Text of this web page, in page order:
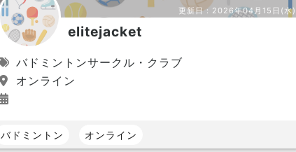
更新日： 2026年04月15日(水)
elitejacket
バドミントンサークル・クラブ
オンライン
バドミントン オンライン